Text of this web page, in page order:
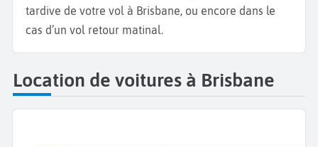
tardive de votre vol à Brisbane, ou encore dans le
cas d’un vol retour matinal.
Location de voitures à Brisbane